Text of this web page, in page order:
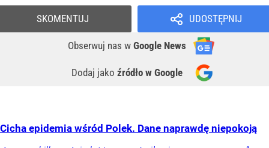
UDOSTĘPNIJ
Obserwuj nas w Google News
Dodaj jako źródło w Google
SKOMENTUJ
Cicha epidemia wśród Polek. Dane naprawdę niepokoją